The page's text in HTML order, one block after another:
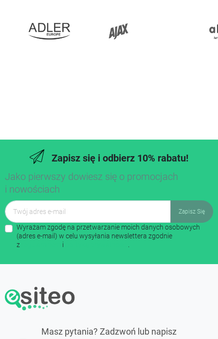
Zapisz się i odbierz 10% rabatu!
Jako pierwszy dowiesz się o promocjach
i nowościach
Wyrażam zgodę na przetwarzanie moich danych osobowych
(adres e-mail) w celu wysyłania newslettera zgodnie
z
i
Masz pytania? Zadzwoń lub napisz